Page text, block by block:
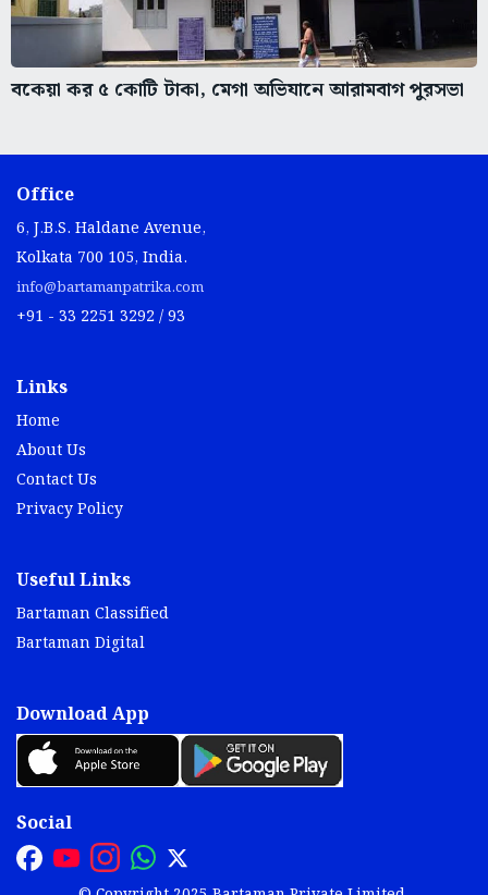
বকেয়া কর ৫ কোটি টাকা, মেগা অভিযানে আরামবাগ পুরসভা
Office
6, J.B.S. Haldane Avenue,
Kolkata 700 105, India.
info@bartamanpatrika.com
+91 - 33 2251 3292 / 93
Links
Home
About Us
Contact Us
Privacy Policy
Useful Links
Bartaman Classified
Bartaman Digital
Download App
Social